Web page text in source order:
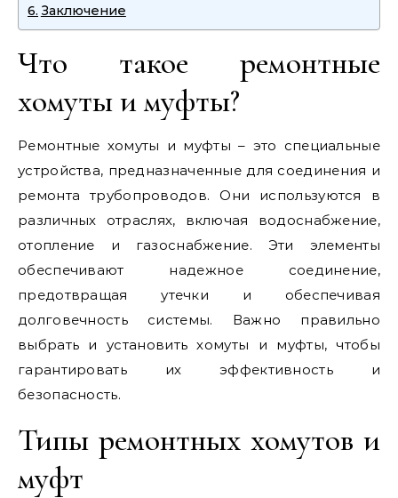
Заключение
Что такое ремонтные
хомуты и муфты?
Ремонтные хомуты и муфты – это специальные
устройства, предназначенные для соединения и
ремонта трубопроводов. Они используются в
различных отраслях, включая водоснабжение,
отопление и газоснабжение. Эти элементы
обеспечивают надежное соединение,
предотвращая утечки и обеспечивая
долговечность системы. Важно правильно
выбрать и установить хомуты и муфты, чтобы
гарантировать их эффективность и
безопасность.
Типы ремонтных хомутов и
муфт